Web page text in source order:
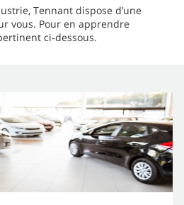
Tennant dispose d’une
vous. Pour en apprendre
ci‑dessous.